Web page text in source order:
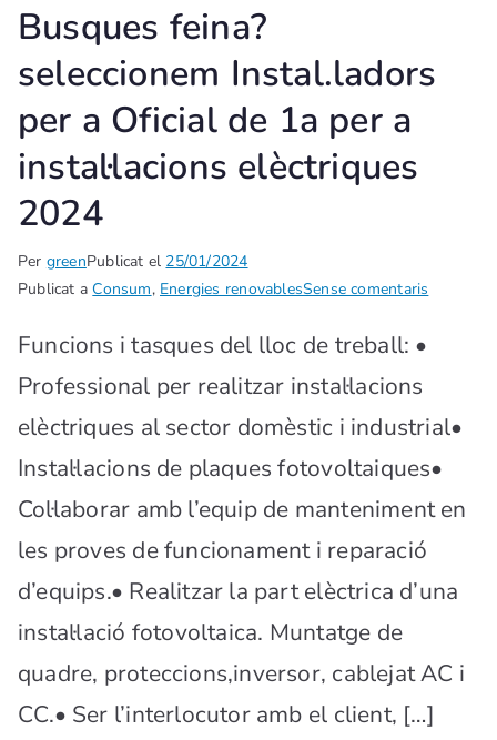
Busques feina?
seleccionem Instal.ladors
per a Oficial de 1a per a
instal·lacions elèctriques
2024
Per greenPublicat el 25/01/2024
Publicat aConsum, Energies renovablesSense comentaris
Funcions i tasques del lloc de treball: •
Professional per realitzar instal·lacions
elèctriques al sector domèstic i industrial•
Instal·lacions de plaques fotovoltaiques•
Col·laborar amb l’equip de manteniment en
les proves de funcionament i reparació
d’equips.• Realitzar la part elèctrica d’una
instal·lació fotovoltaica. Muntatge de
quadre, proteccions,inversor, cablejat AC i
CC.• Ser l’interlocutor amb el client, […]